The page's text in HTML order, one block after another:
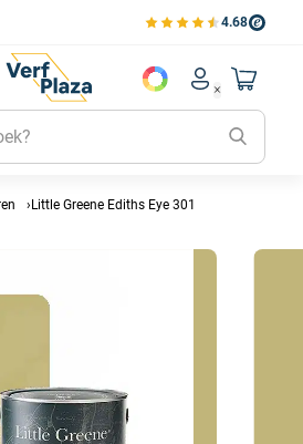
4.68
Bekijk de verfplaza
Account
Mijn
Mijn
Mijn
Naar
Little Greene Ediths Eye 301